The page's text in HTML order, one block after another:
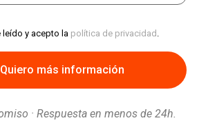
leído y acepto la política de privacidad .
· Respuesta en menos de 24h.